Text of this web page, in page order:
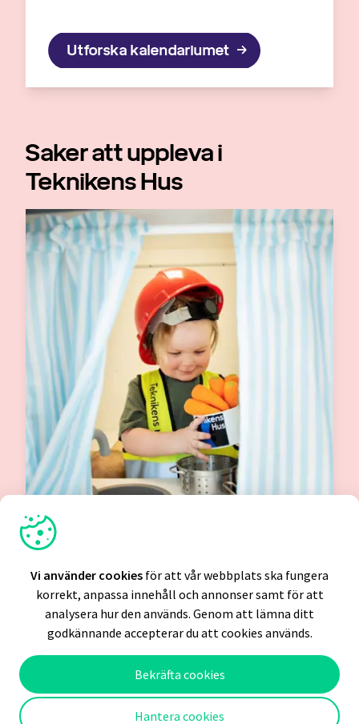
Utforska kalendariumet
Saker att uppleva i
Teknikens Hus
UPPLEV HUSET
Lek och upptäck i Teknikens
Hus spännande miljö
Vad vill du bli när du blir stor? I Teknikens Hus får
du drömmafritt. Med leken i fokus och grunden i
vetenskap vill vi väcka dinnyfikenhet.
Här får du utforska och lära dig mer om
Vi använder cookies
Vi använder cookies för att vår webbplats ska fungera
korrekt, anpassa innehåll och annonser samt för att
analysera hur den används. Genom att lämna ditt
godkännande accepterar du att cookies används.
Bekräfta cookies
Hantera cookies